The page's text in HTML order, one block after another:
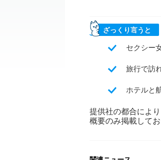
ざっくり言うと
セクシー
旅行で訪
ホテルと
提供社の都合によ
概要のみ掲載してお